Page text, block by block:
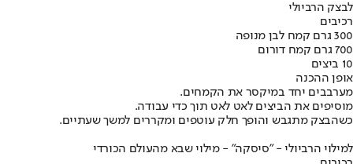
לבצק הרביולי
רכיבים
300 גרם קמח לבן מנופה
700 גרם קמח דורום
10 ביצים
אופן ההכנה
מערבבים יחד במיקסר את הקמחים.
מוסיפים את הביצים לאט לאט תוך כדי עבודה.
כשהבצק מתגבש והופך חלק עוטפים ומקררים למשך שעתיים.
למילוי הרביולי - "סיסקה" - מילוי שבא מהעולם הכורדי